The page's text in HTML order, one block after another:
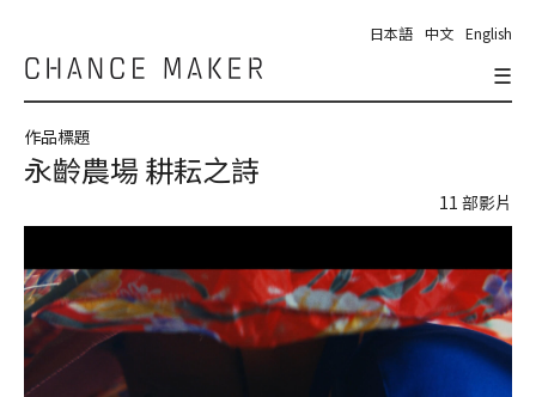
日本語 中文 English
Chance
Maker
☰
作品標題
永齡農場 耕耘之詩
11 部影片